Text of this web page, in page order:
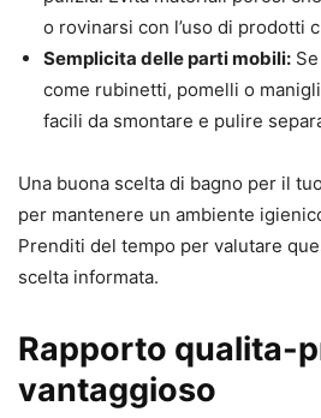
o rovinarsi con l’uso di prodotti
Semplicita delle parti mobili:
come rubinetti, pomelli o
facili da smontare e pulire
Una buona scelta di bagno per il
per mantenere un ambiente
Prenditi del tempo per valutare
scelta informata.
Rapporto qualita-
vantaggioso